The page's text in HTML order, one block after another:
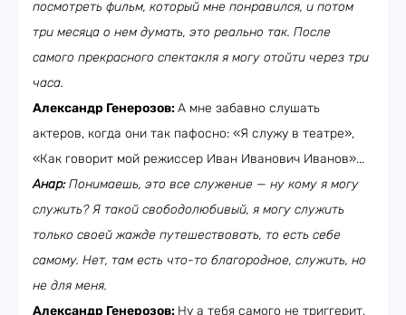
посмотреть фильм, который мне понравился, и потом
три месяца о нем думать, это реально так. После
самого прекрасного спектакля я могу отойти через три
часа.
Александр Генерозов:А мне забавно слушать
актеров, когда они так пафосно: «Я служу в театре»,
«Как говорит мой режиссер Иван Иванович Иванов»...
Анар:Понимаешь, это все служение — ну кому я могу
служить? Я такой свободолюбивый, я могу служить
только своей жажде путешествовать, то есть себе
самому. Нет, там есть что-то благородное, служить, но
не для меня.
Александр Генерозов: Ну а тебя самого не триггерит,